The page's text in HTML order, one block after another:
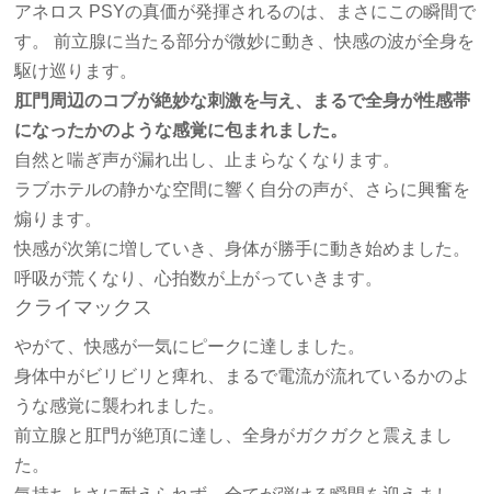
アネロス PSYの真価が発揮されるのは、まさにこの瞬間で
す。 前立腺に当たる部分が微妙に動き、快感の波が全身を
駆け巡ります。
肛門周辺のコブが絶妙な刺激を与え、まるで全身が性感帯
になったかのような感覚に包まれました。
自然と喘ぎ声が漏れ出し、止まらなくなります。
ラブホテルの静かな空間に響く自分の声が、さらに興奮を
煽ります。
快感が次第に増していき、身体が勝手に動き始めました。
呼吸が荒くなり、心拍数が上がっていきます。
クライマックス
やがて、快感が一気にピークに達しました。
身体中がビリビリと痺れ、まるで電流が流れているかのよ
うな感覚に襲われました。
前立腺と肛門が絶頂に達し、全身がガクガクと震えまし
た。